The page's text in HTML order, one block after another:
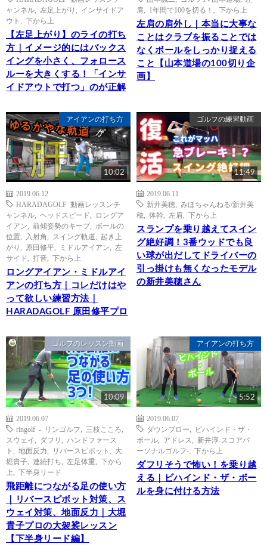
ャンネル
左足上がり
インサイドア
ウト
下から上
【左足上がり】のライの打ち
方｜イメージ的にはバックス
イングを小さく、フォロース
ルーを大きくする！「インサ
イドアウトで打つ」のが正解
肩
1年間で100を切る！ 下から上
左肩の肩外し｜本当に大事な
ことはクラブを振ることでは
なくボールをしっかり捉える
こと【山本道場の100切り企
画】
アイアンの打ち方
10:02
2019.06.12
HARADAGOLF 動画レッスンチ
ャンネル
ヘッドスピード
ロングア
イアン
前傾姿勢のキープ, ボールの
位置
入射角 スイング軌道
起き上
がり
原田修平 ミドルアイアン
左
サイド
打音 下から上
ロングアイアン・ミドルアイ
アンの打ち方｜コレだけはや
って欲しい練習方法｜
HARADAGOLF 原田修平プロ
ゴルフの練習動画
11:49
2019.06.11
新井美穂
みほちゃんねる/新井美
穂
体幹 左肩 下から上
スランプを乗り越えてスイン
グ絶好調！3番ウッドでも良
い球が出だしてドライバーの
引っ掛けも無くなったモデル
の新井美穂さん
ゴルフのレッスン動画
10:09
2019.06.07
ringolf - リンゴルフ
三枝こころ
スウェイ
ダフリ
ハンドファース
ト
地面反力 リバースピボット
大
堀貴子
連続打ち 左足体重
下から
上
下半身リード
飛距離につながる足の使い方
｜リバースピボット対策、ス
ウェイ対策、地面反力｜大堀
貴子プロの大袈裟レッスン
【下半身リード編】
アイアンの打ち方
5:52
2019.06.07
ダウンブロー
ビハインド・ザ・
ボール
アドレス
新井淳-スコアパ
ーソナルゴルフ-
下から上
ダフリそうで怖い！を乗り越
える｜ビハインド・ザ・ボー
ルを身に付ける方法